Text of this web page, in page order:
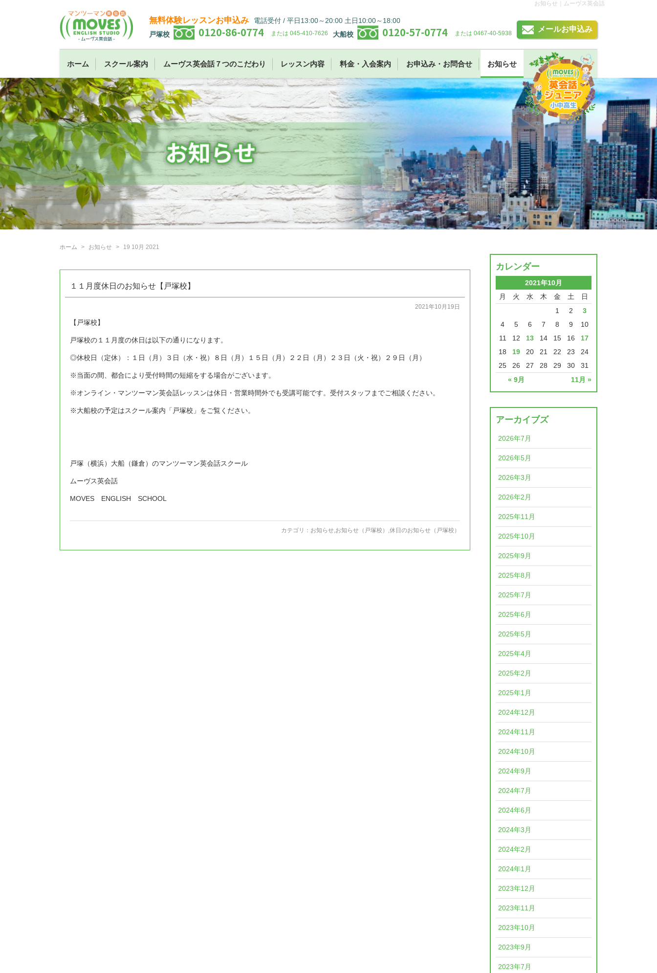
お知らせ｜ムーヴス英会話
無料体験レッスンお申込み
電話受付 / 平日13:00～20:00 土日10:00～18:00
戸塚校
0120-86-0774 または 045-410-7626 大船校 0120-57-0774 または 0467-40-5938
メールお申込み
ホーム スクール案内 ムーヴス英会話７つのこだわり レッスン内容 料金・入会案内 お申込み・お問合せ お知らせ
ホーム お知らせ 19 10月 2021
１１月度休日のお知らせ【戸塚校】
2021年10月19日
【戸塚校】
戸塚校の１１月度の休日は以下の通りになります。
◎休校日（定休）：１日（月）３日（水・祝）８日（月）１５日（月）２２日（月）２３日（火・祝）２９日（月）
※当面の間、都合により受付時間の短縮をする場合がございます。
※オンライン・マンツーマン英会話レッスンは休日・営業時間外でも受講可能です。受付スタッフまでご相談ください。
※大船校の予定はスクール案内「戸塚校」をご覧ください。
戸塚（横浜）大船（鎌倉）のマンツーマン英会話スクール
ムーヴス英会話
MOVES ENGLISH SCHOOL
カテゴリ： お知らせ お知らせ（戸塚校） 休日のお知らせ（戸塚校）
カレンダー
2021年10月
月
火 水 木 金 土 日
« 9月 11月 »
1 2
3
4
5 6 7 8 9
10
11
12 13 14 15 16
17
18
19 20 21 22 23
24
25
26 27 28 29 30 31
アーカイブズ
2026年7月
2026年5月
2026年3月
2026年2月
2025年11月
2025年10月
2025年9月
2025年8月
2025年7月
2025年6月
2025年5月
2025年4月
2025年2月
2025年1月
2024年12月
2024年11月
2024年10月
2024年9月
2024年7月
2024年6月
2024年3月
2024年2月
2024年1月
2023年12月
2023年11月
2023年10月
2023年9月
2023年7月